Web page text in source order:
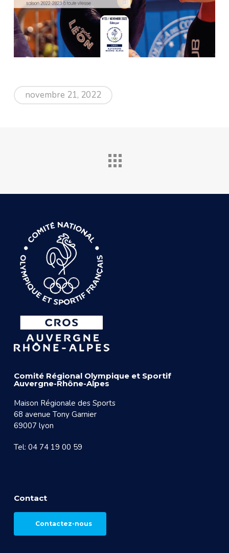
novembre 21, 2022
Comité Régional Olympique et Sportif
Auvergne-Rhône-Alpes
Maison Régionale des Sports
68 avenue Tony Garnier
69007 lyon
Tel: 04 74 19 00 59
Contact
Contactez-nous